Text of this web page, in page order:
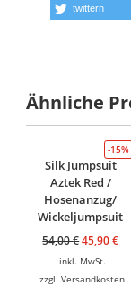
twittern
Ähnliche
-15%
Silk Jumpsuit
Aztek Red /
Hosenanzug/
Wickeljumpsuit
54,00€45,90€
inkl. MwSt.
zzgl.Versandkosten